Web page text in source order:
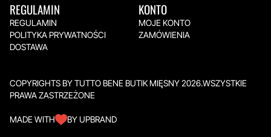
REGULAMIN
REGULAMIN
POLITYKA PRYWATNOŚCI
DOSTAWA
KONTO
MOJE KONTO
ZAMÓWIENIA
COPYRIGHTS BY TUTTO BENE BUTIK MIĘSNY 2026.WSZYSTKIE
PRAWA ZASTRZEŻONE
MADE WITH BY UPBRAND